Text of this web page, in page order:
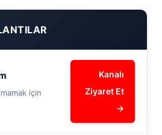
için
Kanalı
Ziyaret Et
→